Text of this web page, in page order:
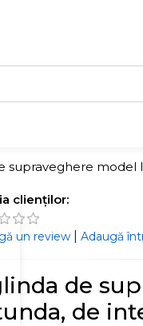
supraveghere model
clienților:
un review |Adaugă
de
de